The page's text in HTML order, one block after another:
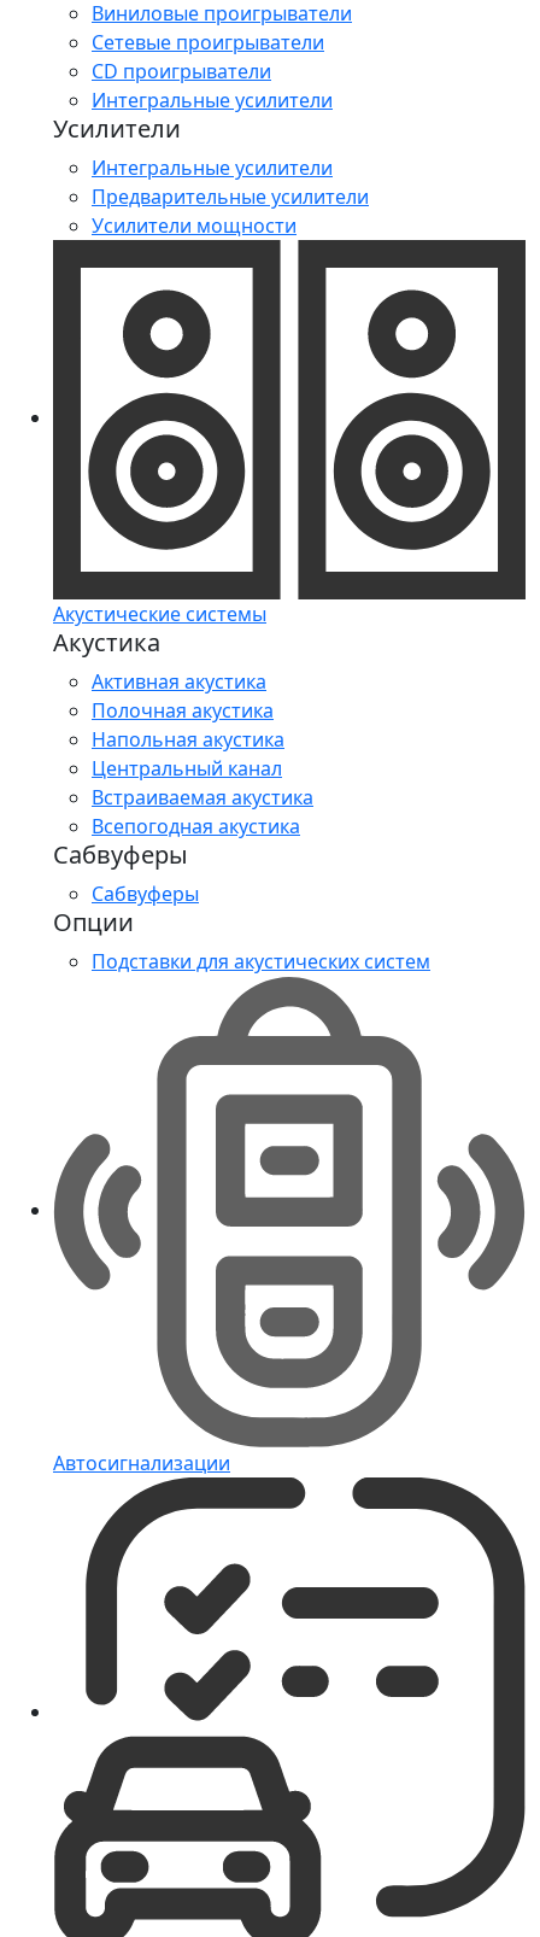
Виниловые проигрыватели
Сетевые проигрыватели
CD проигрыватели
Интегральные усилители
Усилители
Интегральные усилители
Предварительные усилители
Усилители мощности
Акустические системы
Акустика
Активная акустика
Полочная акустика
Напольная акустика
Центральный канал
Встраиваемая акустика
Всепогодная акустика
Сабвуферы
Сабвуферы
Опции
Подставки для акустических систем
Автосигнализации